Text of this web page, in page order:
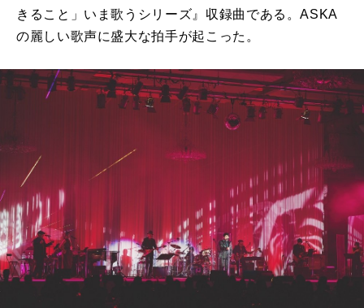
きること」いま歌うシリーズ』収録曲である。ASKA
の麗しい歌声に盛⼤な拍⼿が起こった。